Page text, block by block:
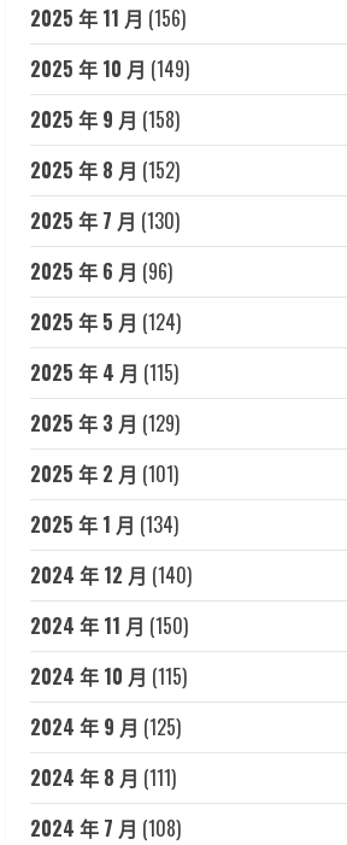
2025 年 11 月 (156)
2025 年 10 月 (149)
2025 年 9 月 (158)
2025 年 8 月 (152)
2025 年 7 月 (130)
2025 年 6 月 (96)
2025 年 5 月 (124)
2025 年 4 月 (115)
2025 年 3 月 (129)
2025 年 2 月 (101)
2025 年 1 月 (134)
2024 年 12 月 (140)
2024 年 11 月 (150)
2024 年 10 月 (115)
2024 年 9 月 (125)
2024 年 8 月 (111)
2024 年 7 月 (108)